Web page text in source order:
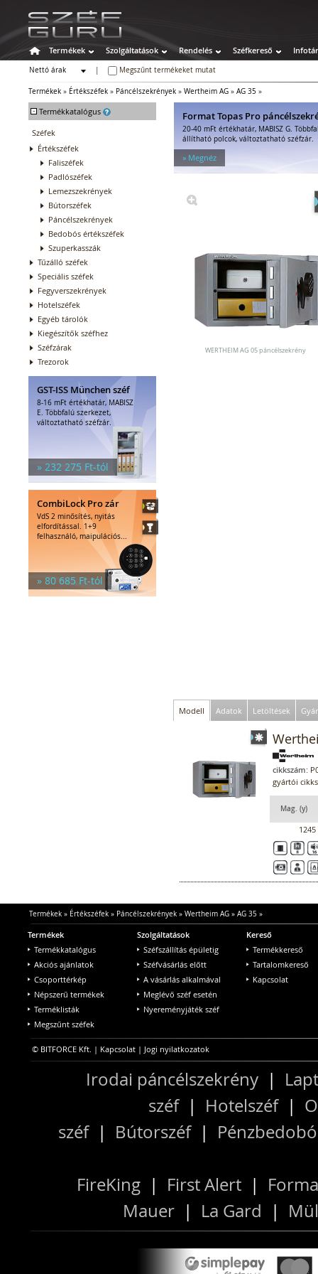
Termékek Szolgáltatások Rendelés Széfkereső Infotár
Nettó árak
Megszűnt termékeket mutat
Termékek » Értékszéfek » Páncélszekrények » Wertheim AG » AG 35 »
- Termékkatalógus
Széfek
Értékszéfek
Faliszéfek
Padlószéfek
Lemezszekrények
Bútorszéfek
Páncélszekrények
Bedobós értékszéfek
Szuperkasszák
Tűzálló széfek
Speciális széfek
Fegyverszekrények
Hotelszéfek
Egyéb tárolók
Kiegészítők széfhez
Széfzárak
Trezorok
GST-ISS München széf
8-16 mFt értékhatár, MABISZ
E. Többfalú szerkezet,
változtatható széfzár.
» 232 275 Ft-tól
CombiLock Pro zár
VdS 2 minősítés, nyitás
elfordítással. 1+9
felhasználó, maipulációs...
» 80 685 Ft-tól
Format Topas Pro
20-40 mFt értékhatár, MABISZ G.
állítható polcok, változtatható széfzár.
» Megnéz
WERTHEIM AG 05 páncélszekrény
Modell Adatok Letöltések
cikkszám:
gyártói
Mag. (y)
1245
Termékek» Értékszéfek» Páncélszekrények» Wertheim AG» AG 35»
Termékek
Termékkatalógus
Akciós ajánlatok
Csoporttérkép
Népszerű termékek
Terméklisták
Megszűnt széfek
Szolgáltatások
Széfszállítás épületig
Széfvásárlás előtt
A vásárlás alkalmával
Meglévő széf esetén
Nyereményjáték széf
Kereső
Termékkereső
Tartalomkereső
Kapcsolat
© BITFORCE Kft. | Kapcsolat | Jogi nyilatkozatok
Irodai páncélszekrény |
széf| Hotelszéf|
széf| Bútorszéf|
FireKing | First Alert |
Mauer | La Gard |